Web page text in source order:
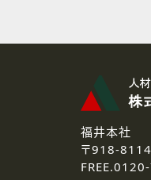
福井本社
〒918-
FREE.